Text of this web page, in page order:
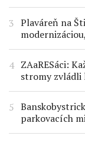
Plaváreň na
ZAaRESáci:
stromy zvládli
parkovacích